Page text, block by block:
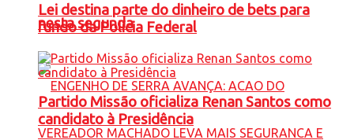
nesta segunda
Lei destina parte do dinheiro de bets para
fundo da Polícia Federal
Partido Missão oficializa Renan Santos como
candidato à Presidência